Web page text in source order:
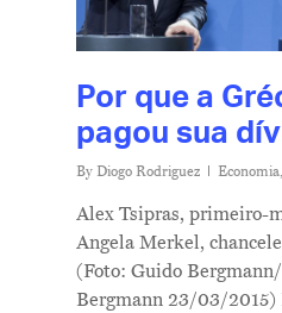
Por que a
pagou sua
By Diogo Rodriguez Economia,
Alex Tsipras, primeiro-
Angela Merkel,
(Foto: Guido
Bergmann 23/03/2015)